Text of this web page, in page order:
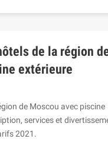
de la région
extérieure
de Moscou avec piscine
services et
2021.